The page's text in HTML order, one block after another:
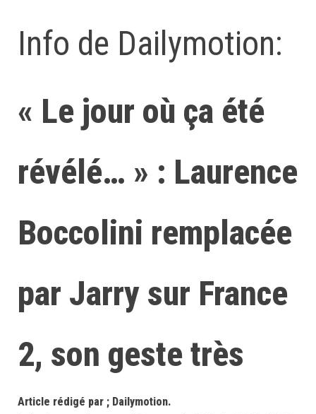
Info de Dailymotion:
« Le jour où ça été
révélé… » : Laurence
Boccolini remplacée
par Jarry sur France
2, son geste très
Article rédigé par ; Dailymotion.